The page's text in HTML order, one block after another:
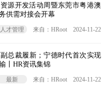
源开发活动周暨东莞市粤港澳
供需对接会开幕
人才管理 来自：HRoot 2024-11-22
总裁履新；宁德时代首次实现
丨HR资讯集锦
最新 来自：HRoot 2024-11-22